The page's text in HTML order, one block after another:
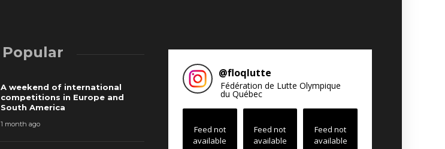
Popular
A weekend of international
competitions in Europe and
South America
1 month ago
@floqlutte
Fédération de Lutte Olympique
du Québec
Feed not
available
Feed not
available
Feed not
available